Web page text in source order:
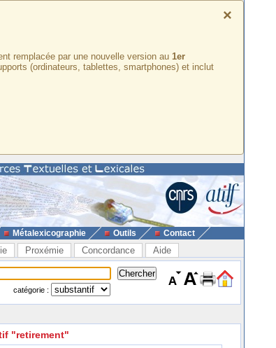
×
remplacée par une nouvelle version au 1er
(ordinateurs, tablettes, smartphones) et inclut
Métalexicographie Outils Contact
Proxémie Concordance Aide
catégorie :
"retirement"